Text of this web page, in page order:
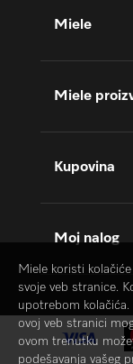
Miele
Miele
Kupovina
Moj nalog
Miele koristi
svoje veb stranice.
upotrebom
ovoj veb stranici
ovom trenutku
podešavanja vašeg